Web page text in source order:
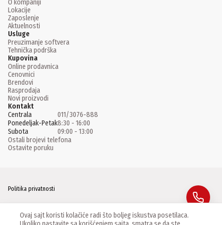
O kompaniji
Lokacije
Zaposlenje
Aktuelnosti
Usluge
Preuzimanje softvera
Tehnička podrška
Kupovina
Online prodavnica
Cenovnici
Brendovi
Rasprodaja
Novi proizvodi
Kontakt
Centrala
011/3076-888
Ponedeljak-Petak8:30 - 16:00
Subota
09:00 - 13:00
Ostali brojevi telefona
Ostavite poruku
Politika privatnosti
Ovaj sajt koristi kolačiće radi što boljeg iskustva posetilaca.